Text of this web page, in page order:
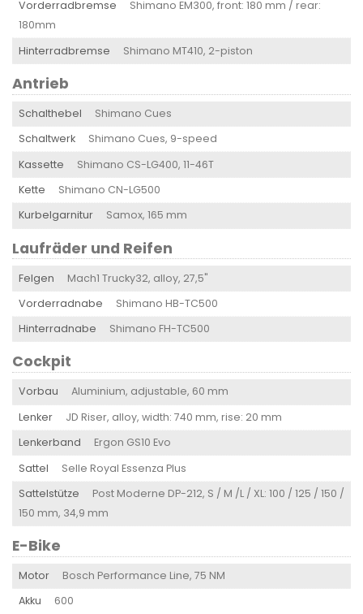
Vorderradbremse
Shimano EM300, front: 180 mm / rear:
180mm
Hinterradbremse
Shimano MT410, 2-piston
Antrieb
Schalthebel
Shimano Cues
Schaltwerk
Shimano Cues, 9-speed
Kassette
Shimano CS-LG400, 11-46T
Kette
Shimano CN-LG500
Kurbelgarnitur
Samox, 165 mm
Laufräder und Reifen
Felgen
Mach1 Trucky32, alloy, 27,5"
Vorderradnabe
Shimano HB-TC500
Hinterradnabe
Shimano FH-TC500
Cockpit
Vorbau
Aluminium, adjustable, 60 mm
Lenker
JD Riser, alloy, width: 740 mm, rise: 20 mm
Lenkerband
Ergon GS10 Evo
Sattel
Selle Royal Essenza Plus
Sattelstütze
Post Moderne DP-212, S / M /L / XL: 100 / 125 / 150 /
150 mm, 34,9 mm
E-Bike
Motor
Bosch Performance Line, 75 NM
Akku
600